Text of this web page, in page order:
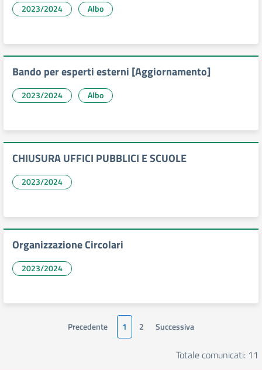
2023/2024 Albo
Bando per esperti esterni [Aggiornamento]
2023/2024 Albo
CHIUSURA UFFICI PUBBLICI E SCUOLE
2023/2024
Organizzazione Circolari
2023/2024
Precedente 1 2 Successiva
Totale comunicati: 11